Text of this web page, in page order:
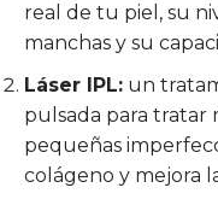
real de tu piel, su
manchas y su
Láser IPL: un
pulsada para tratar
pequeñas
colágeno y mejora